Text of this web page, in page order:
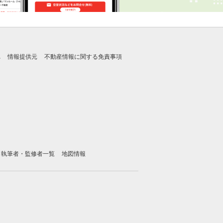
情報提供元 不動産情報に関する免責事項
執筆者・監修者一覧 地図情報